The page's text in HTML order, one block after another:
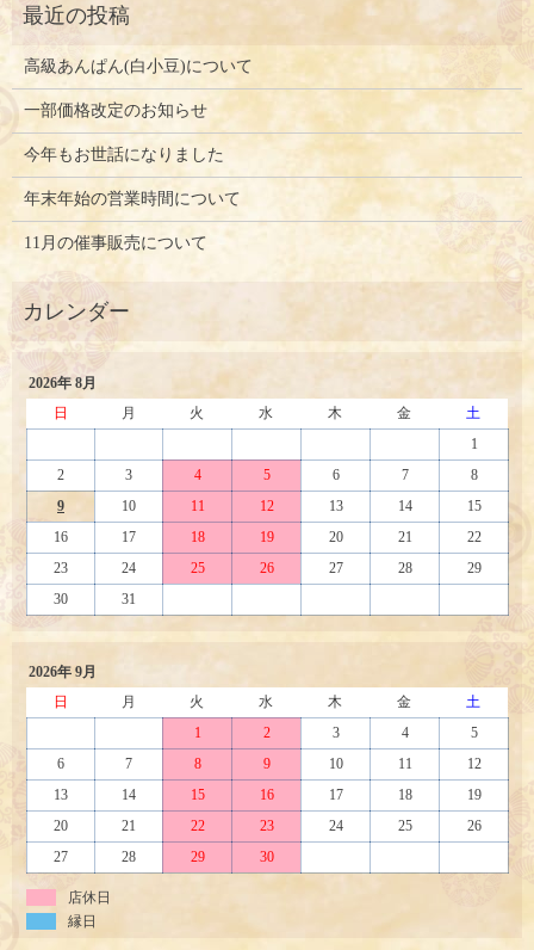
高級あんぱん(白小豆)について
一部価格改定のお知らせ
今年もお世話になりました
年末年始の営業時間について
11月の催事販売について
2026年 8月
日
月 火 水 木 金
土
1
2
3 4 5 6 7
8
9
10 11 12 13 14
15
16
17 18 19 20 21
22
23
24 25 26 27 28
29
30
31
2026年 9月
日
月 火 水 木 金
土
1
2 3 4
5
6
7 8 9 10 11
12
13
14 15 16 17 18
19
20
21 22 23 24 25
26
27
28 29 30
店休日
縁日